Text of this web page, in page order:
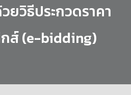
วิธีประกวดราคา
ส์ (e-bidding)